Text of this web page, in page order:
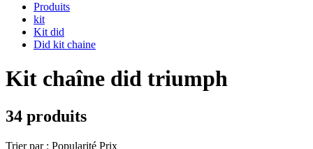
Produits
kit
Kit did
Did kit chaine
Kit chaîne did triumph
34 produits
Trier par : Popularité Prix